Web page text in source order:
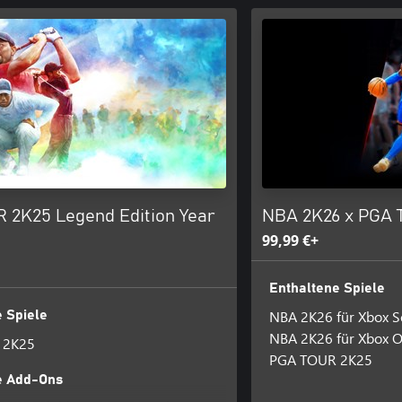
2K25 Legend Edition Year
Spiele
2K25
Add-Ons
NBA 2K26 x PGA
99,99 €+
Enthaltene Spiele
NBA 2K26 für Xbox
NBA 2K26 für Xbox
PGA TOUR 2K25